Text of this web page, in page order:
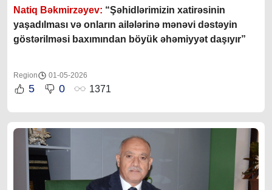
Natiq Bəkmirzəyev: “Şəhidlərimizin xatirəsinin
yaşadılması və onların ailələrinə mənəvi dəstəyin
göstərilməsi baxımından böyük əhəmiyyət daşıyır”
Region 01-05-2026
5 0 1371